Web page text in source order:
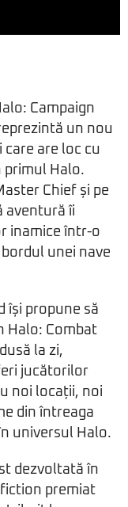
Campaign
un nou
are loc cu
primul Halo.
Chief și pe
aventură îi
inamice într-o
unei nave
își propune să
Halo: Combat
la zi,
jucătorilor
noi locații, noi
din întreaga
universul Halo.
dezvoltată în
premiat